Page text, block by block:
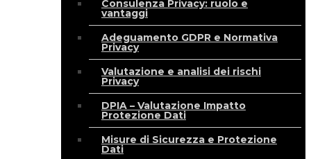
Consulenza Privacy: ruolo e
vantaggi
Adeguamento GDPR e Normativa
Privacy
Valutazione e analisi dei rischi
Privacy
DPIA – Valutazione Impatto
Protezione Dati
Misure di Sicurezza e Protezione
Dati